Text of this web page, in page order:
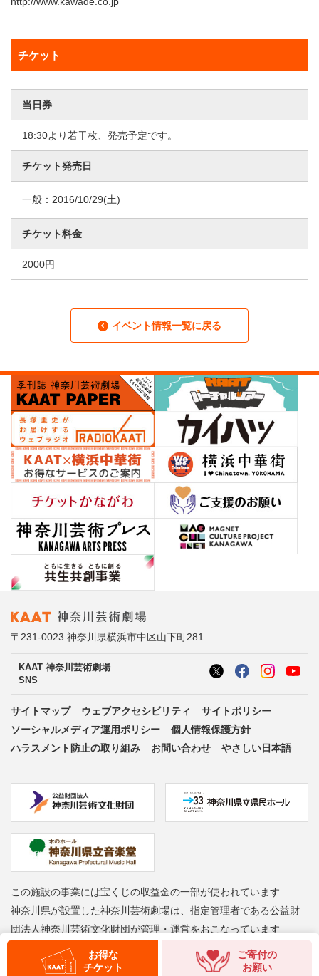
チケット
当日券
18:30より若干枚、発売予定です。
チケット発売日
一般： 2016/10/29(土)
チケット料金
2000円
イベント情報一覧に戻る
お得な
チケット
ご寄付の
お願い
〒231-0023 神奈川県横浜市中区山下町281
KAAT 神奈川芸術劇場
SNS
サイトマップ ウェブアクセシビリティ
サイトポリシー
ソーシャルメディア運用ポリシー
個人情報保護方針
ハラスメント防止の取り組み
お問い合わせ やさしい日本語
この施設の事業には宝くじの収益金の一部が使われています
神奈川県が設置した神奈川芸術劇場は、指定管理者である公益財
団法人神奈川芸術文化財団が管理・運営をおこなっています
Copyright © Kanagawa Arts Foundation. All rights reserved.